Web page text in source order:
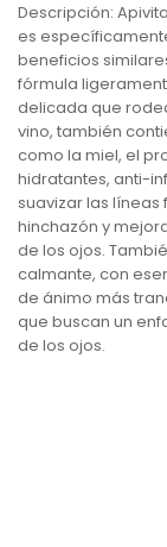
Descripción:
es
beneficios
fórmula
delicada que
vino, también
como la miel, el
hidratantes, anti-
suavizar las líneas
hinchazón y
de los ojos.
calmante, con
de ánimo más
que buscan un
de los ojos.